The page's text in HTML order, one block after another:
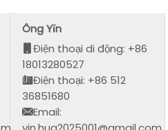
Ông Yǐn
Điện thoại di động: +86
18013280527
Điện thoại: +86 512
36851680
Email: